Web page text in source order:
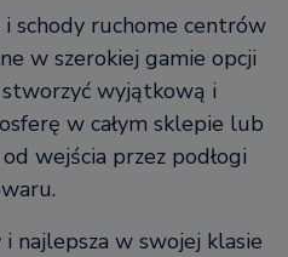
schody ruchome centrów
w szerokiej gamie opcji
wyjątkową i
w całym sklepie lub
wejścia przez podłogi
i najlepsza w swojej klasie